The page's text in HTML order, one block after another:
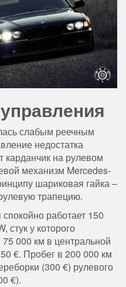
слабым реечным
недостатка
карданчик на рулевом
механизм Mercedes-
шариковая гайка –
трапецию.
работает 150
стук у которого
000 км в центральной
€. Пробег в 200 000 км
(300 €) рулевого
€).